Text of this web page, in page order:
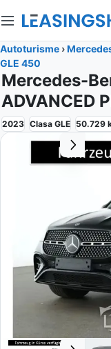
Autoturisme ›
GLE 450
Mercedes-
ADVANCED
2023 Clasa GLE 50.729